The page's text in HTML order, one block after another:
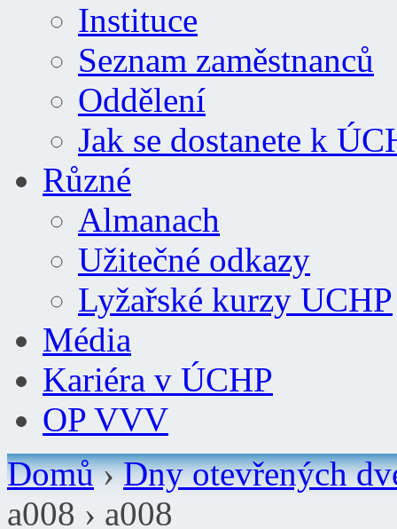
Instituce
Seznam zaměstnanců
Oddělení
Jak se dostanete k
Různé
Almanach
Užitečné odkazy
Lyžařské kurzy UCHP
Média
Kariéra v ÚCHP
OP VVV
Domů›Dny otevřených
a008 › a008